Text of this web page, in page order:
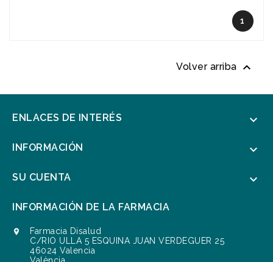
1
Volver arriba 
ENLACES DE INTERÉS 
INFORMACIÓN 
SU CUENTA 
INFORMACIÓN DE LA FARMACIA

Farmacia Disalud
C/RIO ULLA 5 ESQUINA JUAN VERDEGUER 25
46024 Valencia